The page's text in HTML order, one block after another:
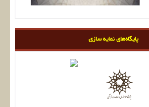
پایگاه‌های نمایه سازی